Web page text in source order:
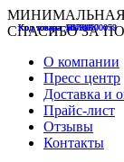
МИНИМАЛЬНАЯ
СПАСИБО ЗА
О компании
Пресс центр
Доставка и
Прайс-лист
Отзывы
Контакты
Код товара :507000
Код товара :HUK-K00058
Код товара :Т075177
Код товара :pnsv12
Код товара :HUK-K00072